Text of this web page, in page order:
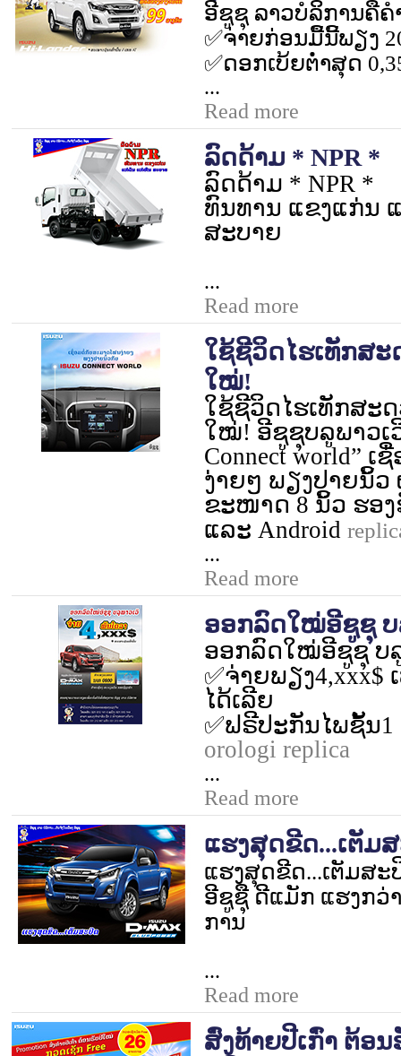
ອີຊູຊຸ ລາວບໍລິການຄືຄໍ
✅ຈ່າຍກ່ອນມື້ນີ້ພຽງ
✅ດອກເບ້ຍຕໍ່າສຸດ
...
Read more
ລົດດ້າມ * NPR *
ລົດດ້າມ * NPR *
ທົນທານ ແຂງແກ່ນ
ສະບາຍ
...
Read more
ໃຊ້ຊີວິດໄຮເທັກສ
ໃໝ່!
ໃຊ້ຊີວິດໄຮເທັກສະ
ໃໝ່! ອີຊູຊຸບລູພາວ
Connect world” ເ
ງ່າຍໆ ພຽງປາຍນິ້
ຂະໜາດ 8 ນິ້ວ ຮອ
ແລະ Android
...
Read more
ອອກລົດໃໝ່ອີຊູຊຸ ບ
ອອກລົດໃໝ່ອີຊູຊຸ ບ
✅ຈ່າຍພຽງ4,xxx$
ໄດ້ເລີຍ
✅ຟຣີປະກັນໄພຊັ້ນ1
orologi replica
...
Read more
ແຮງສຸດຂີດ...ເຕັມ
ແຮງສຸດຂີດ...ເຕັມສະ
ອີຊູຊຸື ດີແມັກ ແຮງກວ່
ການ
...
Read more
ສົ່ງທ້າຍປີເກົ່າ ຕ້ອ